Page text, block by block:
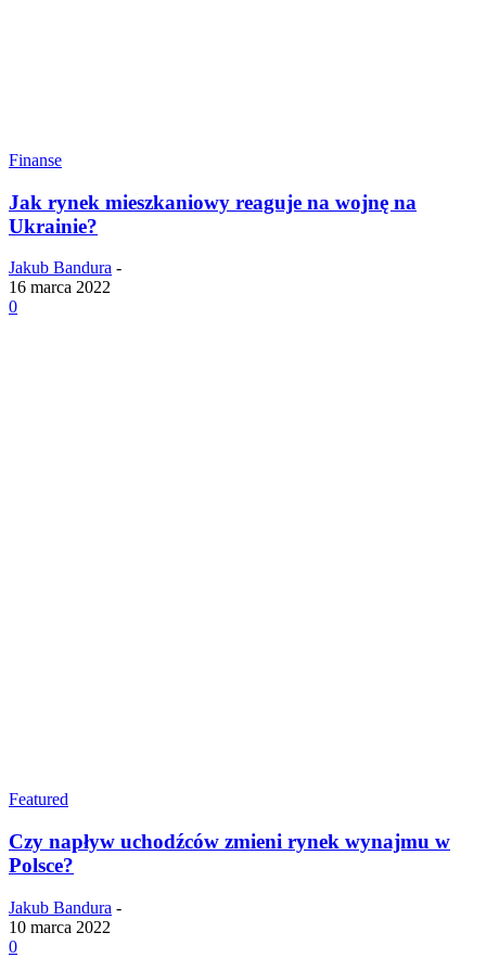
Finanse
Jak rynek mieszkaniowy reaguje na wojnę na
Ukrainie?
Jakub Bandura -
16 marca 2022
0
Featured
Czy napływ uchodźców zmieni rynek wynajmu w
Polsce?
Jakub Bandura -
10 marca 2022
0